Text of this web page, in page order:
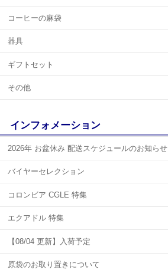
コーヒーの麻袋
器具
ギフトセット
その他
インフォメーション
2026年 お盆休み 配送スケジュールのお知らせ
バイヤーセレクション
コロンビア CGLE 特集
エクアドル 特集
【08/04 更新】入荷予定
原袋のお取り置きについて